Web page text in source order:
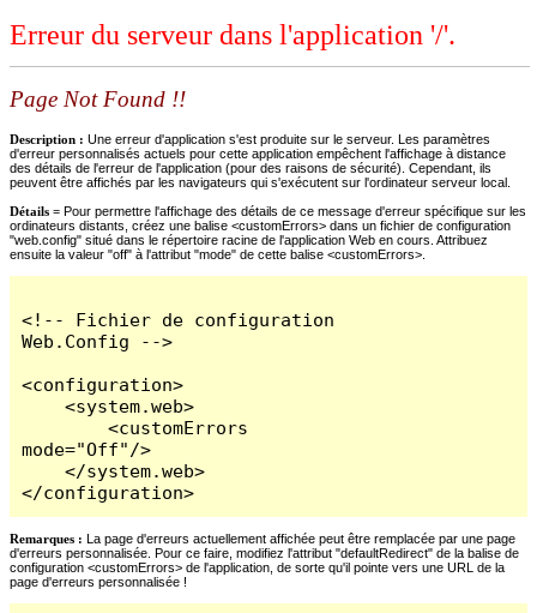
Erreur du serveur dans l'application '/'.
Page Not Found !!
Description : Une erreur d'application s'est produite sur le serveur. Les paramètres
d'erreur personnalisés actuels pour cette application empêchent l'affichage à distance
des détails de l'erreur de l'application (pour des raisons de sécurité). Cependant, ils
peuvent être affichés par les navigateurs qui s'exécutent sur l'ordinateur serveur local.
Détails = Pour permettre l'affichage des détails de ce message d'erreur spécifique sur les
ordinateurs distants, créez une balise <customErrors> dans un fichier de configuration
"web.config" situé dans le répertoire racine de l'application Web en cours. Attribuez
ensuite la valeur "off" à l'attribut "mode" de cette balise <customErrors>.
<!-- Fichier de configuration
Web.Config -->
<configuration>
    <system.web>
        <customErrors
mode="Off"/>
    </system.web>
</configuration>
Remarques : La page d'erreurs actuellement affichée peut être remplacée par une page
d'erreurs personnalisée. Pour ce faire, modifiez l'attribut "defaultRedirect" de la balise de
configuration <customErrors> de l'application, de sorte qu'il pointe vers une URL de la
page d'erreurs personnalisée !